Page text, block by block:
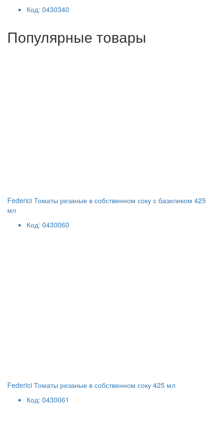
Код: 0430340
Популярные товары
Federici Томаты резаные в собственном соку с базиликом 425
мл
Код: 0430060
Federici Томаты резаные в собственном соку 425 мл
Код: 0430061